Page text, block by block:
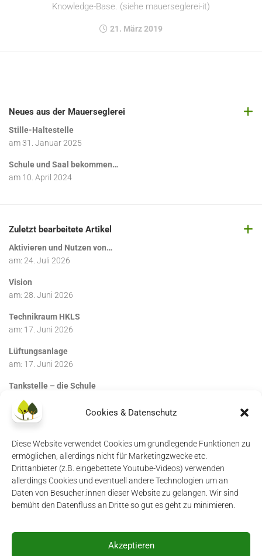
Cookies & Datenschutz
Diese Website verwendet Cookies um grundlegende Funktionen zu
ermöglichen, allerdings nicht für Marketingzwecke etc.
Drittanbieter (z.B. eingebettete Youtube-Videos) verwenden
allerdings Cookies und eventuell andere Technologien um an
Daten von Besucher:innen dieser Website zu gelangen. Wir sind
bemüht den Datenfluss an Dritte so gut es geht zu minimieren.
Akzeptieren
Knowledge-Base. (siehe mauerseglerei-it)
21. März 2019
Neues aus der Mauerseglerei
Stille-Haltestelle
am31. Januar 2025
Schule und Saal bekommen…
am 10. April 2024
Zuletzt bearbeitete Artikel
Aktivieren und Nutzen von…
am: 24. Juli 2026
Vision
am: 28. Juni 2026
Technikraum HKLS
am: 17. Juni 2026
Lüftungsanlage
am: 17. Juni 2026
Tankstelle – die Schule
am:17. Juni 2026
Impressum Datenschutzerklärung